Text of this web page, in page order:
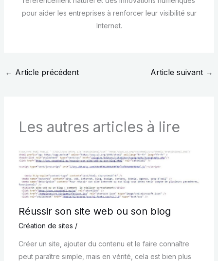
pour aider les entreprises à renforcer leur visibilité sur
Internet.
← Article précédent Article suivant →
Les autres articles à lire
Réussir son site web ou son blog
Création de sites /
Créer un site, ajouter du contenu et le faire connaître
peut paraître simple, mais en vérité, cela est bien plus